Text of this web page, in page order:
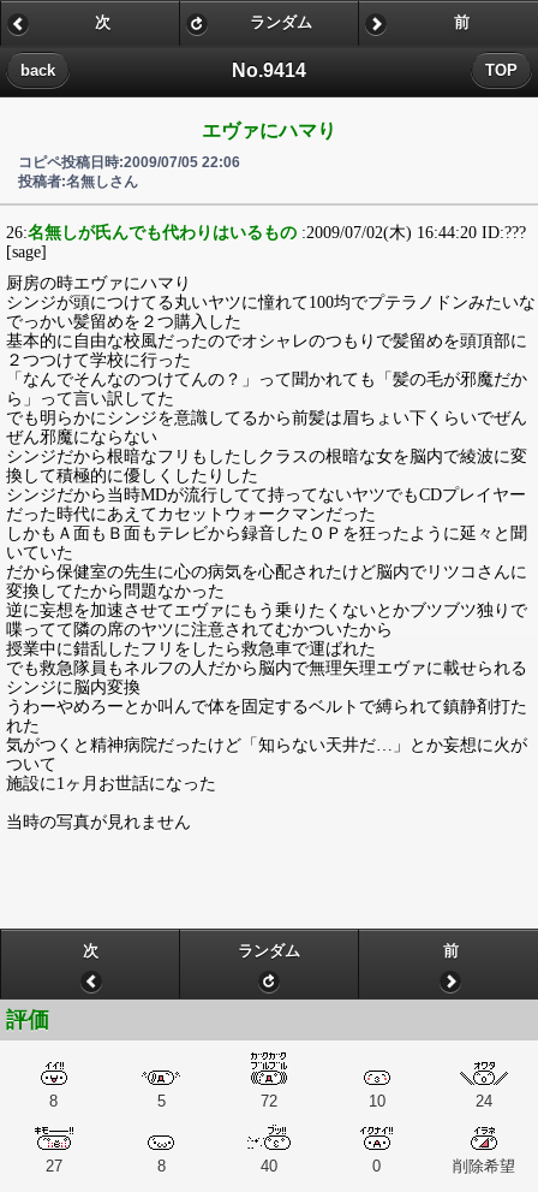
No.9414
back TOP
次 ランダム 前
エヴァにハマり
コピペ投稿日時:2009/07/05 22:06
投稿者:名無しさん
26:名無しが氏んでも代わりはいるもの :2009/07/02(木) 16:44:20 ID:???
[sage]
厨房の時エヴァにハマり
シンジが頭につけてる丸いヤツに憧れて100均でプテラノドンみたいな
でっかい髪留めを２つ購入した
基本的に自由な校風だったのでオシャレのつもりで髪留めを頭頂部に
２つつけて学校に行った
「なんでそんなのつけてんの？」って聞かれても「髪の毛が邪魔だか
ら」って言い訳してた
でも明らかにシンジを意識してるから前髪は眉ちょい下くらいでぜん
ぜん邪魔にならない
シンジだから根暗なフリもしたしクラスの根暗な女を脳内で綾波に変
換して積極的に優しくしたりした
シンジだから当時MDが流行してて持ってないヤツでもCDプレイヤー
だった時代にあえてカセットウォークマンだった
しかもＡ面もＢ面もテレビから録音したＯＰを狂ったように延々と聞
いていた
だから保健室の先生に心の病気を心配されたけど脳内でリツコさんに
変換してたから問題なかった
逆に妄想を加速させてエヴァにもう乗りたくないとかブツブツ独りで
喋ってて隣の席のヤツに注意されてむかついたから
授業中に錯乱したフリをしたら救急車で運ばれた
でも救急隊員もネルフの人だから脳内で無理矢理エヴァに載せられる
シンジに脳内変換
うわーやめろーとか叫んで体を固定するベルトで縛られて鎮静剤打た
れた
気がつくと精神病院だったけど「知らない天井だ…」とか妄想に火が
ついて
施設に1ヶ月お世話になった
当時の写真が見れません
次 ランダム 前
評価
8 5 72 10 24
27 8 40 0 削除希望